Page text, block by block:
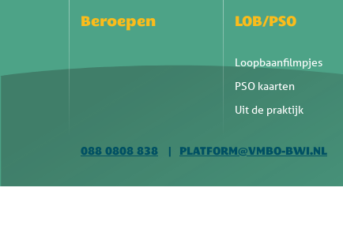
Beroepen LOB/PSO
Loopbaanfilmpjes
PSO kaarten
Uit de praktijk
088 0808 838 PLATFORM@VMBO-BWI.NL